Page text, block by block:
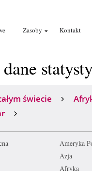
Zasoby Kontakt
świecie
Ameryka
Azja
Afryka